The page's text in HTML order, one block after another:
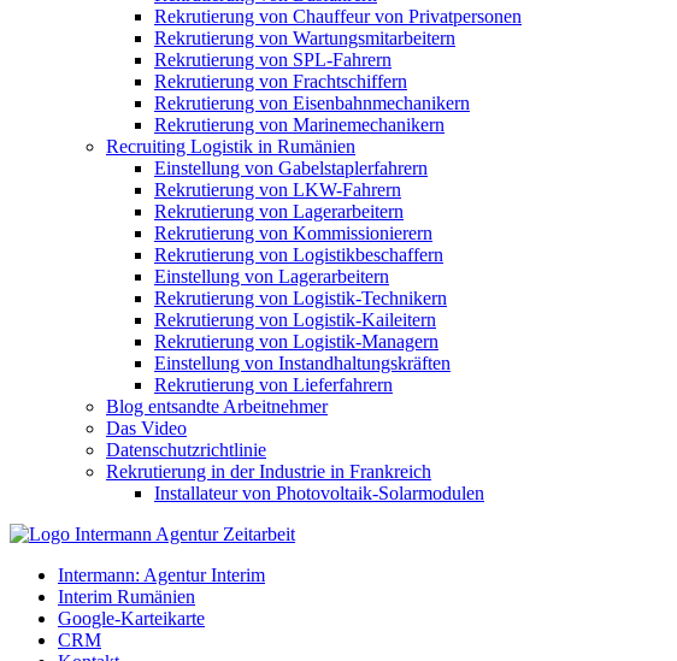
Rekrutierung von Chauffeur von Privatpersonen
Rekrutierung von Wartungsmitarbeitern
Rekrutierung von SPL-Fahrern
Rekrutierung von Frachtschiffern
Rekrutierung von Eisenbahnmechanikern
Rekrutierung von Marinemechanikern
Recruiting Logistik in Rumänien
Einstellung von Gabelstaplerfahrern
Rekrutierung von LKW-Fahrern
Rekrutierung von Lagerarbeitern
Rekrutierung von Kommissionierern
Rekrutierung von Logistikbeschaffern
Einstellung von Lagerarbeitern
Rekrutierung von Logistik-Technikern
Rekrutierung von Logistik-Kaileitern
Rekrutierung von Logistik-Managern
Einstellung von Instandhaltungskräften
Rekrutierung von Lieferfahrern
Blog entsandte Arbeitnehmer
Das Video
Datenschutzrichtlinie
Rekrutierung in der Industrie in Frankreich
Installateur von Photovoltaik-Solarmodulen
Intermann: Agentur Interim
Interim Rumänien
Google-Karteikarte
CRM